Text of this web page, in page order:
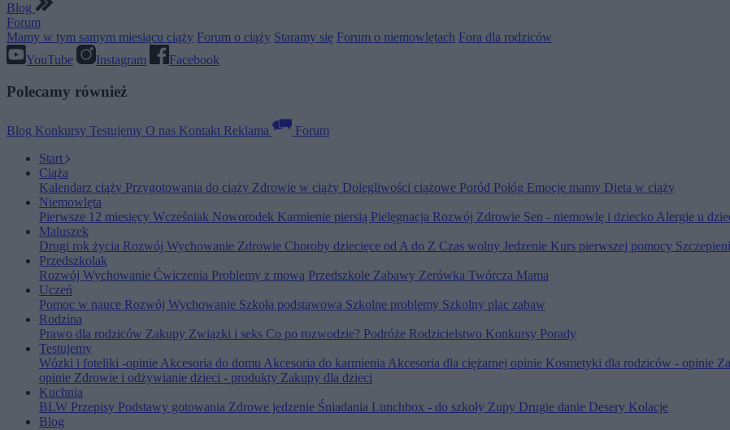
Blog
Forum
Mamy w tym samym miesiącu ciąży Forum o ciąży Staramy się Forum o niemowlętach Fora dla rodziców
YouTube
Instagram Facebook
Polecamy również
Blog Konkursy Testujemy O nas Kontakt Reklama
Forum
Start
Ciąża
Kalendarz ciąży Przygotowania do ciąży Zdrowie w ciąży Dolegliwości ciążowe Poród Połóg Emocje mamy Dieta w ciąży
Niemowlęta
Pierwsze 12 miesięcy Wcześniak Noworodek Karmienie piersią Pielęgnacja Rozwój Zdrowie Sen - niemowlę i dziecko Alergie u
Maluszek
Drugi rok życia Rozwój Wychowanie Zdrowie Choroby dziecięce od A do Z Czas wolny Jedzenie Kurs pierwszej pomocy
Przedszkolak
Rozwój Wychowanie Ćwiczenia Problemy z mową Przedszkole Zabawy Zerówka Twórcza Mama
Uczeń
Pomoc w nauce Rozwój Wychowanie Szkoła podstawowa Szkolne problemy Szkolny plac zabaw
Rodzina
Prawo dla rodziców Zakupy Związki i seks Co po rozwodzie? Podróże Rodzicielstwo Konkursy Porady
Testujemy
Wózki i foteliki -opinieAkcesoria do domu Akcesoria do karmieniaAkcesoria dla ciężarnej opinie Kosmetyki dla rodziców - opinie
opinie Zdrowie i odżywianie dzieci - produkty Zakupy dla dzieci
Kuchnia
BLW Przepisy Podstawy gotowania Zdrowe jedzenie Śniadania Lunchbox - do szkoły Zupy Drugie danie Desery Kolacje
Blog